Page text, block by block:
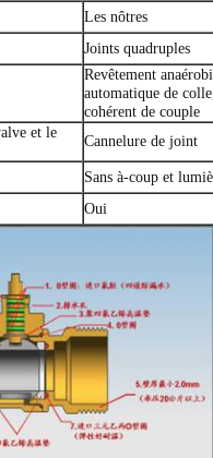
Les nôtres
Joints quadruples
Revêtement
automatique de
cohérent de couple
et le
Cannelure de joint
Sans à-coup et
Oui